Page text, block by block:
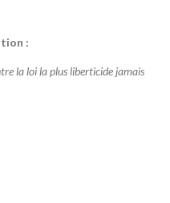
:
la loi la plus liberticide jamais